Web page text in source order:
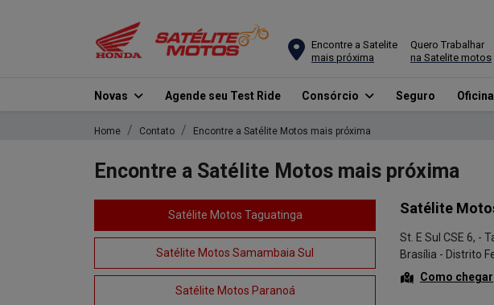
Encontre a Satelite
mais próxima
Quero Trabalhar
na Satelite motos
Novas Agende seu Test Ride Consórcio Seguro Oficina
Home Contato Encontre a Satélite Motos mais próxima
Encontre a Satélite Motos mais próxima
Satélite Motos Taguatinga
Satélite Motos Samambaia Sul
Satélite Motos Paranoá
Satélite
St. E Sul CSE 6, -
Brasília - Distrito
Como chegar